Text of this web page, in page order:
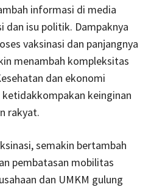
informasi di media
dan isu politik. Dampaknya
vaksinasi dan panjangnya
menambah kompleksitas
dan ekonomi
keinginan
rakyat.
semakin bertambah
pembatasan mobilitas
dan UMKM gulung